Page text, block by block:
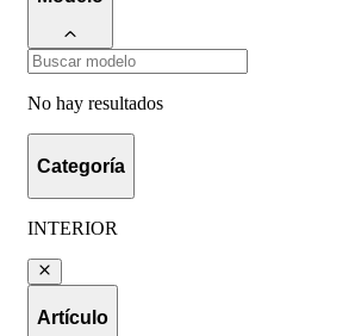
No hay resultados
Categoría
INTERIOR
Artículo